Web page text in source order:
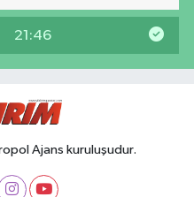
21:46
Ajans kuruluşudur.